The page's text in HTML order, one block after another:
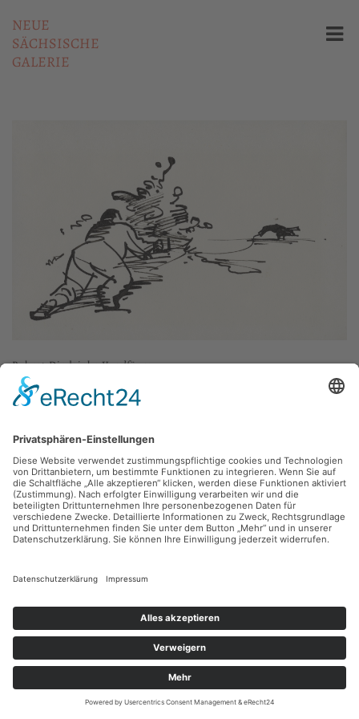
NEUE
SÄCHSISCHE
GALERIE
Robert DiedrichsVogelfänger
Feder, 16.2 x 10.6 cm, Inv.: B-01012-03
Sie haben Fragen?
Bitte schreiben Sie ansammlung@kunsthuette.de
Kontakt
Impressum
Facebook
Instagram